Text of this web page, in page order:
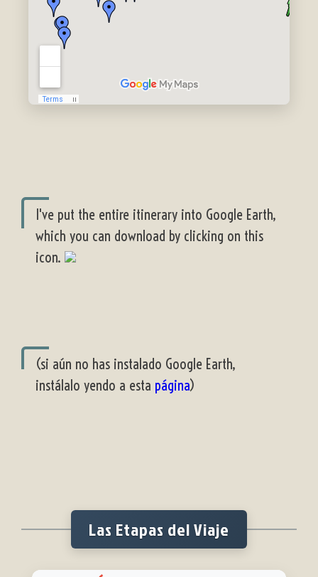
I've put the entire itinerary into Google Earth,
which you can download by clicking on this
icon.
(si aún no has instalado Google Earth,
instálalo yendo a esta página)
Las Etapas del Viaje